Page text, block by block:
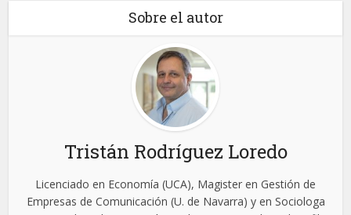
Sobre el autor
Tristán Rodríguez Loredo
Licenciado en Economía (UCA), Magister en Gestión de
Empresas de Comunicación (U. de Navarra) y en Sociologa